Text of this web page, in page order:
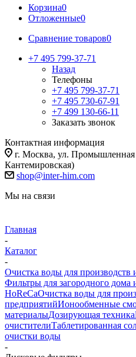
Корзина0
Отложенные0
Сравнение товаров0
+7 495 799-37-71
Назад
Телефоны
+7 495 799-37-71
+7 495 730-67-91
+7 499 130-66-11
Заказать звонок
Контактная информация
г. Москва, ул.
Кантемировская)
shop@inter-him.com
Мы на связи
Главная
-
Каталог
-
Очистка воды для производств
Фильтры для загородного дома
HoReCaОчистка воды для
предприятийИонообменные
материалыДозирующая техника
очистителиТаблетированная
очистки воды
-